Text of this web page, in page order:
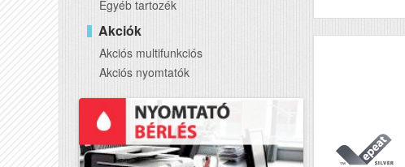
Egyéb tartozék
Akciók
Akciós multifunkciós
Akciós nyomtatók
ADF